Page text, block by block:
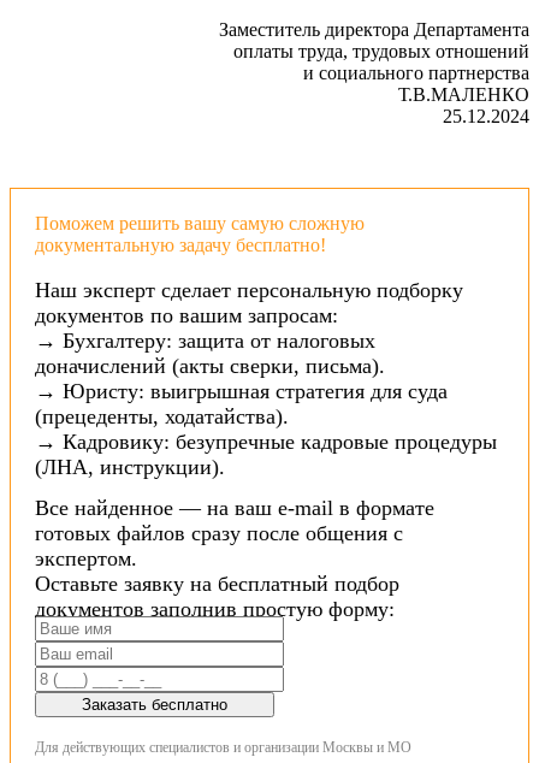
Заместитель директора Департамента
оплаты труда, трудовых отношений
и социального партнерства
Т.В.МАЛЕНКО
25.12.2024
Поможем решить вашу самую сложную
документальную задачу бесплатно!
Наш эксперт сделает персональную подборку
документов по вашим запросам:
→ Бухгалтеру: защита от налоговых
доначислений (акты сверки, письма).
→ Юристу: выигрышная стратегия для суда
(прецеденты, ходатайства).
→ Кадровику: безупречные кадровые процедуры
(ЛНА, инструкции).
Все найденное — на ваш e-mail в формате
готовых файлов сразу после общения с
экспертом.
Оставьте заявку на бесплатный подбор
документов заполнив простую форму:
Заказать бесплатно
Для действующих специалистов и организации Москвы и МО